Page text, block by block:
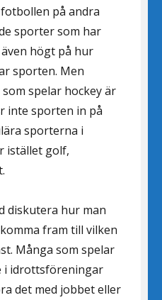
på andra
sporter som har
högt på hur
sporten. Men
spelar hockey är
inte sporten in på
sporterna i
istället golf,
diskutera hur man
fram till vilken
Många som spelar
i idrottsföreningar
det med jobbet eller